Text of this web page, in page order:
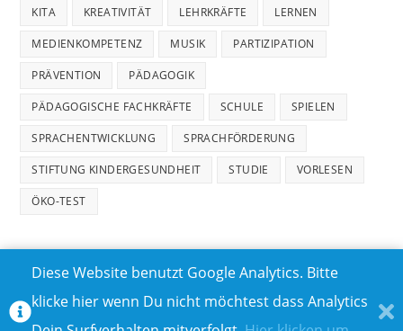
KITA KREATIVITÄT LEHRKRÄFTE LERNEN
MEDIENKOMPETENZ MUSIK PARTIZIPATION
PRÄVENTION PÄDAGOGIK
PÄDAGOGISCHE FACHKRÄFTE SCHULE SPIELEN
SPRACHENTWICKLUNG SPRACHFÖRDERUNG
STIFTUNG KINDERGESUNDHEIT STUDIE VORLESEN
ÖKO-TEST
Diese Website benutzt Google Analytics. Bitte
klicke hier wenn Du nicht möchtest dass Analytics